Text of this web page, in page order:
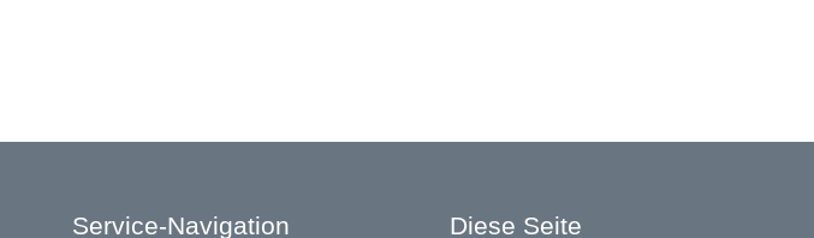
Service-Navigation Diese Seite